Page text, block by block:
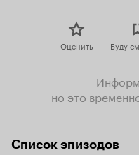
Оценить Буду
но это
Список эпизодов